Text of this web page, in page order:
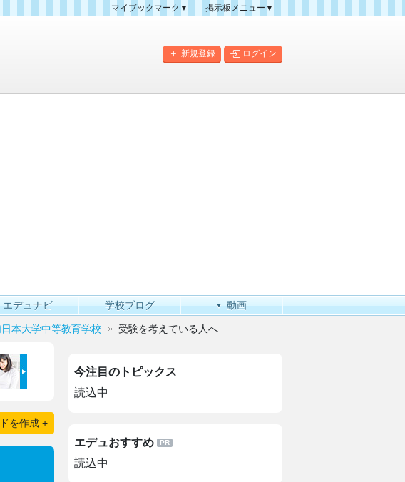
マイブックマーク▼
掲示板メニュー▼
掲示板マップ
新規登録 ログイン
エデュナビ 学校ブログ 動画
本大学中等教育学校 受験を考えている人へ
を作成 +
今注目のトピックス
読込中
エデュおすすめ
読込中